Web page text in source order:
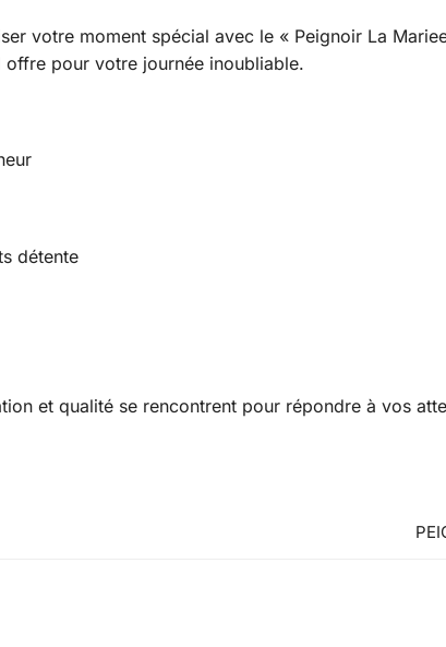
votre moment spécial avec le « Peignoir La
offre pour votre journée inoubliable.
détente
et qualité se rencontrent pour répondre à vos